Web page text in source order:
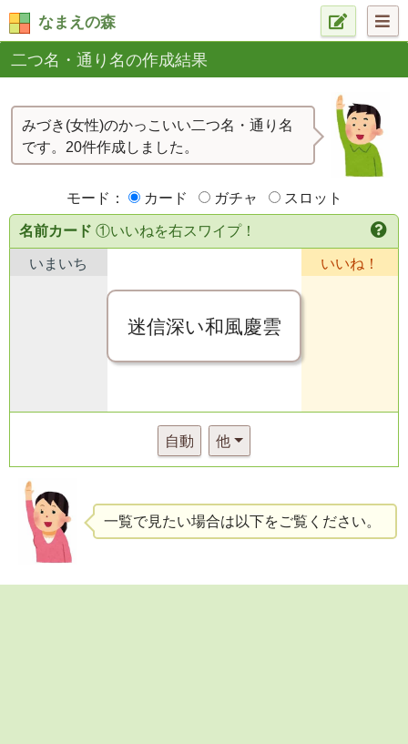
なまえの森
二つ名・通り名の作成結果
みづき(女性)のかっこいい二つ名・通り名
です。20件作成しました。
モード： カード ガチャ スロット
名前カード ①いいねを右スワイプ！
いまいち
迷信深い和風慶雲
いいね！
自動 他
一覧で見たい場合は以下をご覧ください。